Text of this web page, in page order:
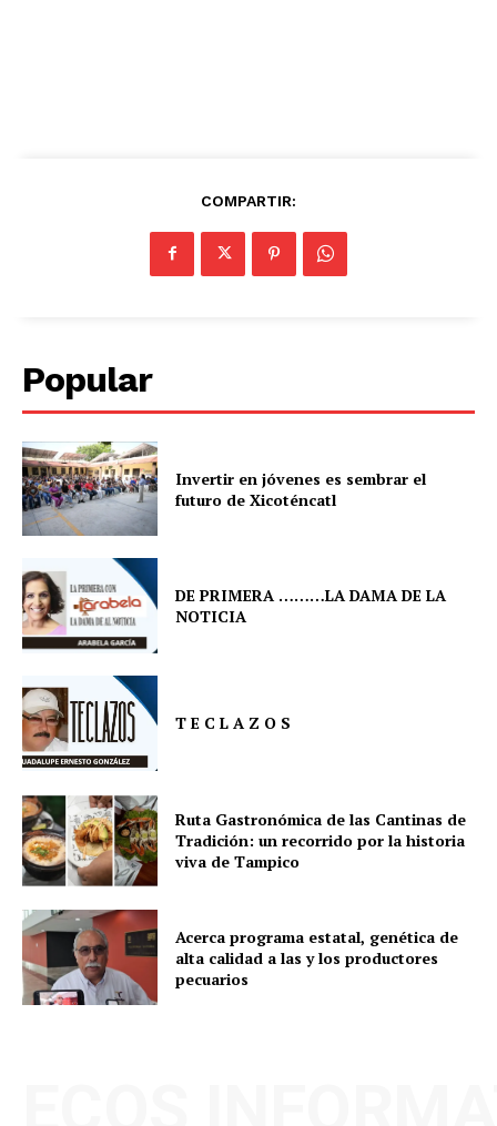
COMPARTIR:
Popular
Invertir en jóvenes es sembrar el
futuro de Xicoténcatl
DE PRIMERA ………LA DAMA DE LA
NOTICIA
T E C L A Z O S
Ruta Gastronómica de las Cantinas de
Tradición: un recorrido por la historia
viva de Tampico
Acerca programa estatal, genética de
alta calidad a las y los productores
pecuarios